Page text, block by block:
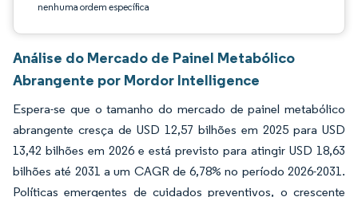
nenhuma ordem específica
Análise do Mercado de Painel Metabólico
Abrangente por Mordor Intelligence
Espera-se que o tamanho do mercado de painel metabólico
abrangente cresça de USD 12,57 bilhões em 2025 para USD
13,42 bilhões em 2026 e está previsto para atingir USD 18,63
bilhões até 2031 a um CAGR de 6,78% no período 2026-2031.
Políticas emergentes de cuidados preventivos, o crescente